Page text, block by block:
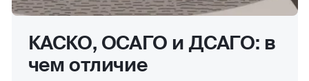
КАСКО, ОСАГО и ДСАГО: в
чем отличие